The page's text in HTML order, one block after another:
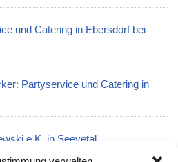
und Catering in Ebersdorf bei
Partyservice und Catering in
e.K. in Seevetal